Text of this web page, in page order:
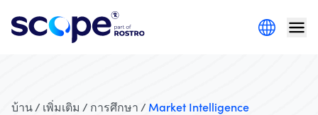
บ้าน / เพิ่มเติม / การศึกษา / Market Intelligence